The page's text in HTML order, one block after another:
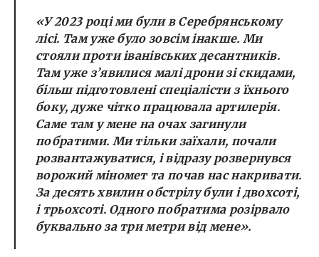
«У 2023 році ми були в Серебрянському
лісі. Там уже було зовсім інакше. Ми
стояли проти іванівських десантників.
Там уже з’явилися малі дрони зі скидами,
більш підготовлені спеціалісти з їхнього
боку, дуже чітко працювала артилерія.
Саме там у мене на очах загинули
побратими. Ми тільки заїхали, почали
розвантажуватися, і відразу розвернувся
ворожий міномет та почав нас накривати.
За десять хвилин обстрілу були і двохсоті,
і трьохсоті. Одного побратима розірвало
буквально за три метри від мене».